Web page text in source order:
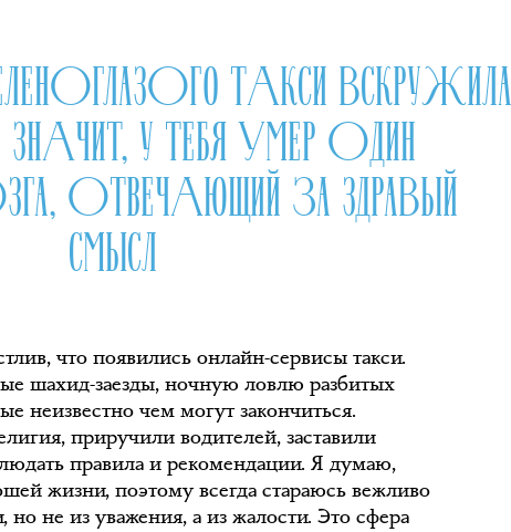
ТАКСИ ВСКРУЖИЛА
ЗНАЧИТ, У ТЕБЯ УМЕР ОДИН
ОТВЕЧАЮЩИЙ ЗА ЗДРАВЫЙ
СМЫСЛ
что появились онлайн-сервисы такси.
шахид-заезды, ночную ловлю разбитых
неизвестно чем могут закончиться.
приручили водителей, заставили
правила и рекомендации. Я думаю,
жизни, поэтому всегда стараюсь вежливо
но не из уважения, а из жалости. Это сфера